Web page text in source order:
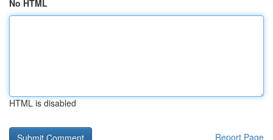
No HTML
HTML is disabled
Report Page